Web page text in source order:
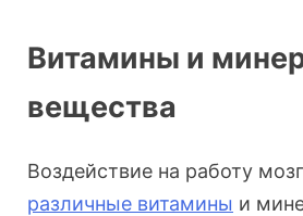
Витамины и
вещества
Воздействие на работу
различные витамины и